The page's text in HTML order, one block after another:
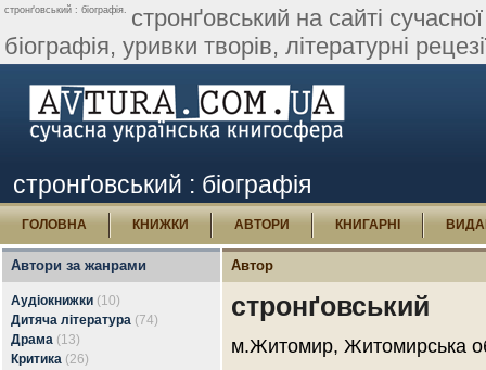
стронґовський : біографія. стронґовський на сайті
біографія, уривки творів, літературні
стронґовський : біографія
ГОЛОВНА КНИЖКИ АВТОРИ КНИГАРНІ
Автори за жанрами
Аудіокнижки (10)
Дитяча література (74)
Драма (13)
Критика (26)
Автор
стронґовський
м.Житомир, Житомирська